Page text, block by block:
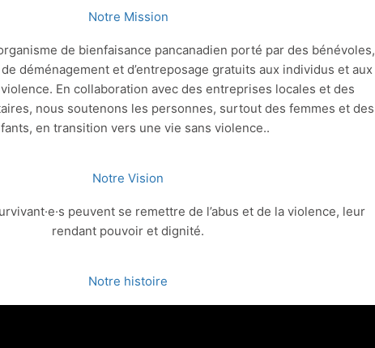
Notre Mission
de bienfaisance pancanadien porté par des bénévoles,
déménagement et d’entreposage gratuits aux individus et aux
En collaboration avec des entreprises locales et des
nous soutenons les personnes, surtout des femmes et des
en transition vers une vie sans violence..
Notre Vision
peuvent se remettre de l’abus et de la violence, leur
rendant pouvoir et dignité.
Notre histoire